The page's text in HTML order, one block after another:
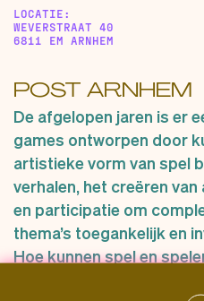
LOCATIE:
WEVERSTRAAT 40
6811 EM ARNHEM
POST ARNHEM
De afgelopen jaren is er
games ontworpen door
artistieke vorm van spel
verhalen, het creëren
en participatie om
thema’s toegankelijk en
Hoe kunnen spel en